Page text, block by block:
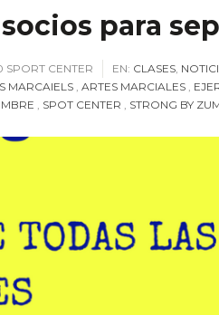
para
SPORT CENTER EN: CLASES,
MARCAIELS , ARTES MARCIALES ,
, SPOT CENTER , STRONG BY